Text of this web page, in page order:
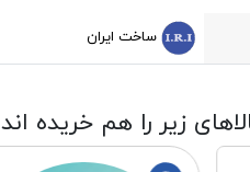
ساخت ایران
زیر را هم خریده اند